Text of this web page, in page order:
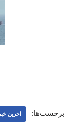
برچسب‌ها: اخرین خبر